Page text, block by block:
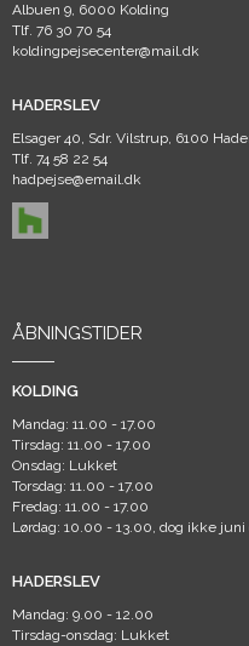
Albuen 9, 6000 Kolding
Tlf. 76 30 70 54
koldingpejsecenter@mail.dk
HADERSLEV
Elsager 40, Sdr. Vilstrup, 6100
Tlf. 74 58 22 54
hadpejse@email.dk
ÅBNINGSTIDER
KOLDING
Mandag: 11.00 - 17.00
Tirsdag: 11.00 - 17.00
Onsdag: Lukket
Torsdag: 11.00 - 17.00
Fredag: 11.00 - 17.00
Lørdag: 10.00 - 13.00, dog ikke juni
HADERSLEV
Mandag: 9.00 - 12.00
Tirsdag-onsdag: Lukket